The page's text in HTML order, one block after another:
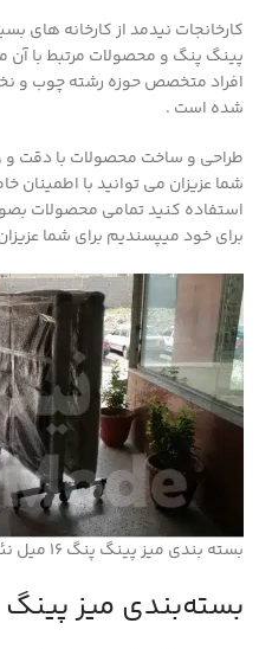
کارخانجات نیدمد از کارخانه های
پینگ پنگ و محصولات مرتبط با آن
افراد متخصص حوزه رشته چوب و
شده است .
طراحی و ساخت محصولات با دقت
شما عزیزان می توانید با اطمینان
استفاده کنید تمامی محصولات
برای خود میپسندیم برای شما
بسته بندی میز پینگ پنگ 16 میل نئوپان چرخدار نیدمد
بسته‌بندی میز